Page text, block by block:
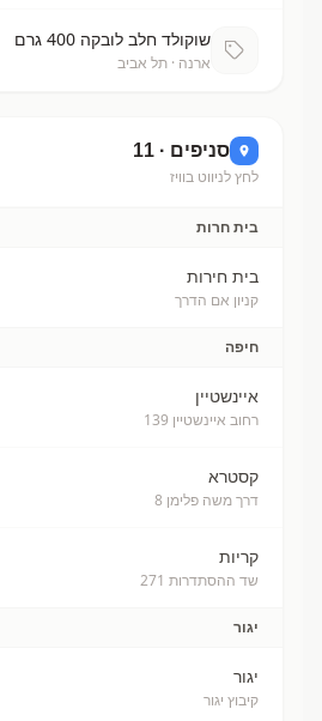
שוקולד חלב לובקה 400 גרם
ארנה · תל אביב
סניפים · 11
לחץ לניווט בוויז
בית חרות
בית חירות
קניון אם הדרך
חיפה
איינשטיין
רחוב איינשטיין 139
קסטרא
דרך משה פלימן 8
קריות
שד ההסתדרות 271
יגור
יגור
קיבוץ יגור